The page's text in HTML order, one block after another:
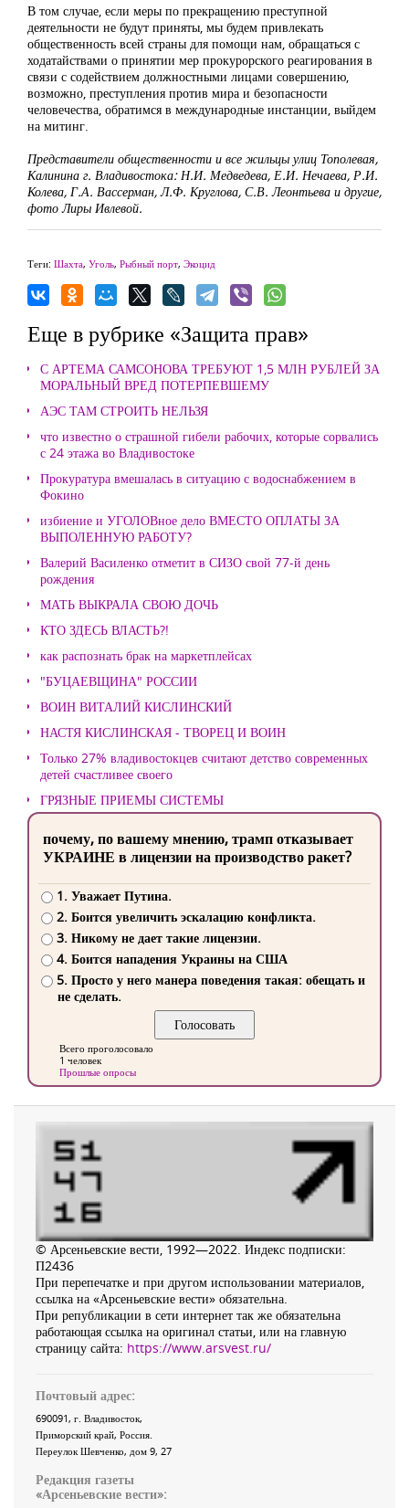
В том случае, если меры по прекращению преступной
деятельности не будут приняты, мы будем привлекать
общественность всей страны для помощи нам, обращаться с
ходатайствами о принятии мер прокурорского реагирования в
связи с содействием должностными лицами совершению,
возможно, преступления против мира и безопасности
человечества, обратимся в международные инстанции, выйдем
на митинг.
Представители общественности и все жильцы улиц Тополевая,
Калинина г. Владивостока: Н.И. Медведева, Е.И. Нечаева, Р.И.
Колева, Г.А. Вассерман, Л.Ф. Круглова, С.В. Леонтьева и другие,
фото Лиры Ивлевой.
Теги: Шахта, Уголь, Рыбный порт, Экоцид
Еще в рубрике «Защита прав»
С АРТЕМА САМСОНОВА ТРЕБУЮТ 1,5 МЛН РУБЛЕЙ ЗА
МОРАЛЬНЫЙ ВРЕД ПОТЕРПЕВШЕМУ
АЭС ТАМ СТРОИТЬ НЕЛЬЗЯ
что известно о страшной гибели рабочих, которые сорвались
с 24 этажа во Владивостоке
Прокуратура вмешалась в ситуацию с водоснабжением в
Фокино
избиение и УГОЛОВное дело ВМЕСТО ОПЛАТЫ ЗА
ВЫПОЛЕННУЮ РАБОТУ?
Валерий Василенко отметит в СИЗО свой 77-й день
рождения
МАТЬ ВЫКРАЛА СВОЮ ДОЧЬ
КТО ЗДЕСЬ ВЛАСТЬ?!
как распознать брак на маркетплейсах
"БУЦАЕВЩИНА" РОССИИ
ВОИН ВИТАЛИЙ КИСЛИНСКИЙ
НАСТЯ КИСЛИНСКАЯ - ТВОРЕЦ И ВОИН
Только 27% владивостокцев считают детство современных
детей счастливее своего
ГРЯЗНЫЕ ПРИЕМЫ СИСТЕМЫ
почему, по вашему мнению, трамп отказывает
УКРАИНЕ в лицензии на производство ракет?
1. Уважает Путина.
2. Боится увеличить эскалацию конфликта.
3. Никому не дает такие лицензии.
4. Боится нападения Украины на США
5. Просто у него манера поведения такая: обещать и
не сделать.
Всего проголосовало
1 человек
Прошлые опросы
© Арсеньевские вести, 1992—2022. Индекс подписки:
П2436
При перепечатке и при другом использовании материалов,
ссылка на «Арсеньевские вести» обязательна.
При републикации в сети интернет так же обязательна
работающая ссылка на оригинал статьи, или на главную
страницу сайта: https://www.arsvest.ru/
Почтовый адрес:
690091, г. Владивосток,
Приморский край, Россия
Переулок Шевченко, дом 9, 27
Редакция газеты
«Арсеньевские вести»: